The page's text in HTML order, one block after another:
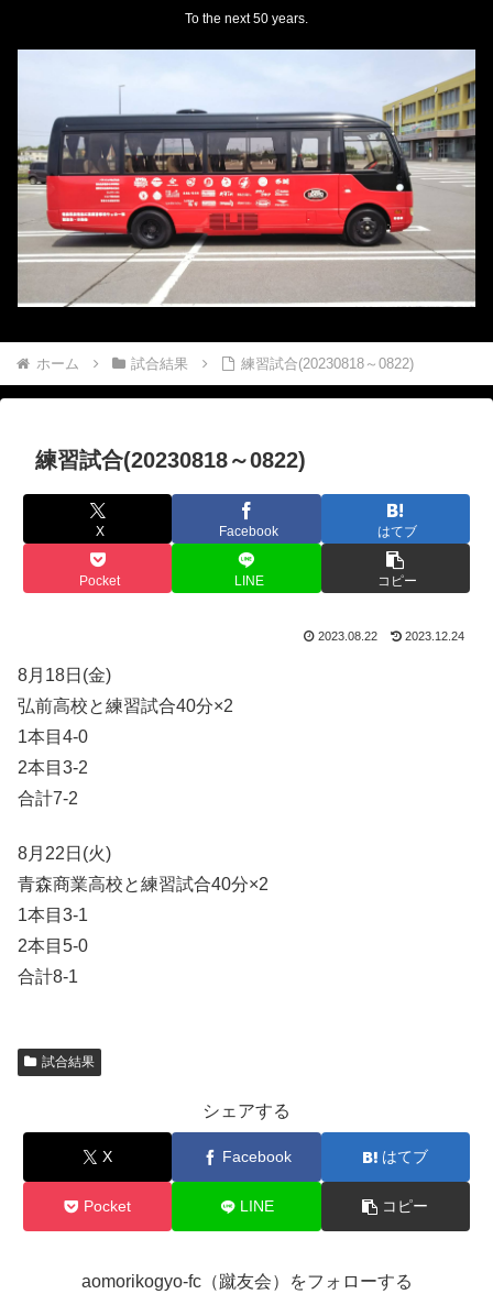
To the next 50 years.
ホーム 試合結果 練習試合(20230818～0822)
練習試合(20230818～0822)
X Facebook はてブ
Pocket LINE コピー
2023.08.22 2023.12.24
8月18日(金)
弘前高校と練習試合40分×2
1本目4-0
2本目3-2
合計7-2
8月22日(火)
青森商業高校と練習試合40分×2
1本目3-1
2本目5-0
合計8-1
試合結果
シェアする
X Facebook はてブ
Pocket LINE コピー
aomorikogyo-fc（蹴友会）をフォローする